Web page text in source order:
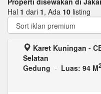
Hal 1 dari 1, Ada 10 listing
Karet Kuningan -
Selatan
Gedung - Luas: 94 M